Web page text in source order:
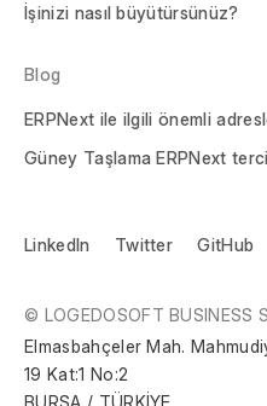
İşinizi nasıl büyütürsünüz?
Blog
ERPNext ile ilgili önemli
Güney Taşlama ERPNext
LinkedIn Twitter GitHub
© LOGEDOSOFT BUSINESS
Elmasbahçeler Mah.
19 Kat:1 No:2
BURSA / TÜRKİYE